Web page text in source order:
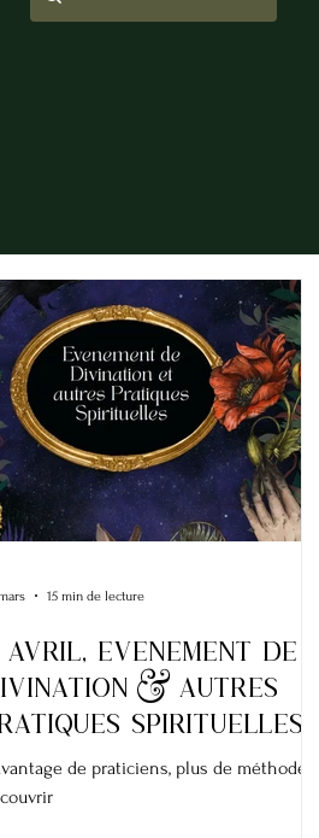
AVRIL, evenement de
& autres
spirituelles
de praticiens, plus de méthodes à
15 min de lecture